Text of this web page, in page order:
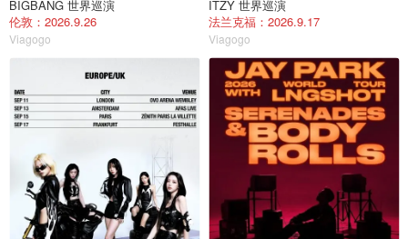
BIGBANG 世界巡演
伦敦：2026.9.26
Viagogo
ITZY 世界巡演
法兰克福：2026.9.17
Viagogo